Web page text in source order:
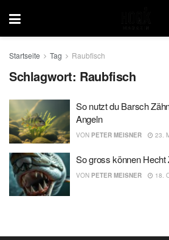
Startseite Tag Raubfisch
Schlagwort: Raubfisch
So nutzt du Barsch
Angeln
VON PETER MEISNER 23.
So gross können Hecht
VON PETER MEISNER 18.